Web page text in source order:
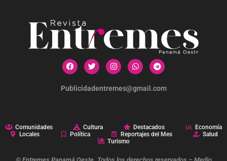
Publicidadentremes@gmail.com
Comunidades Cultura Destacados
Economía
Locales
Política Reportajes del Mes
Salud
Turismo